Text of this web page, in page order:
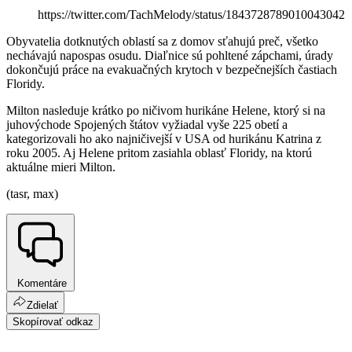
https://twitter.com/TachMelody/status/1843728789010043042
Obyvatelia dotknutých oblastí sa z domov sťahujú preč, všetko
nechávajú napospas osudu. Diaľnice sú pohltené zápchami, úrady
dokončujú práce na evakuačných krytoch v bezpečnejších častiach
Floridy.
Milton nasleduje krátko po ničivom hurikáne Helene, ktorý si na
juhovýchode Spojených štátov vyžiadal vyše 225 obetí a
kategorizovali ho ako najničivejší v USA od hurikánu Katrina z
roku 2005. Aj Helene pritom zasiahla oblasť Floridy, na ktorú
aktuálne mieri Milton.
(tasr, max)
Komentáre
Zdielať
Skopírovať odkaz